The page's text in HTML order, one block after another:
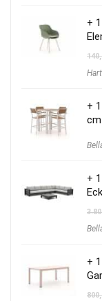
+
+
+
+